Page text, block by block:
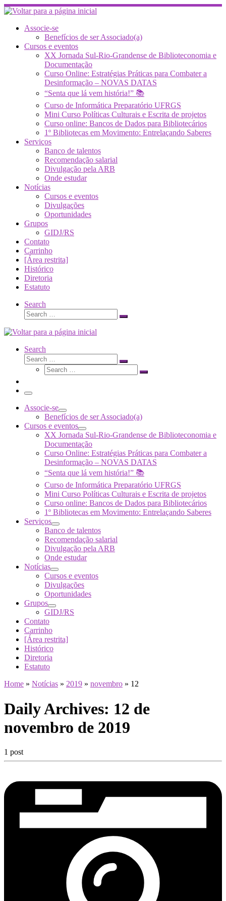
Skip
to
contentAssocie-se
Benefícios de ser Associado(a)
Cursos e eventos
XX Jornada Sul-Rio-Grandense de Biblioteconomia e
Documentação
Curso Online: Estratégias Práticas para Combater a
Desinformação – NOVAS DATAS
“Senta que lá vem história!” 📚
Curso de Informática Preparatório UFRGS
Mini Curso Políticas Culturais e Escrita de projetos
Curso online: Bancos de Dados para Bibliotecários
1º Bibliotecas em Movimento: Entrelaçando Saberes
Serviços
Banco de talentos
Recomendação salarial
Divulgação pela ARB
Onde estudar
Notícias
Cursos e eventos
Divulgações
Oportunidades
Grupos
GIDJ/RS
Contato
Carrinho
[Área restrita]
Histórico
Diretoria
Estatuto
Search
Search
Search
Search
Search
Search
Search
Search
Menu
Associe-se
Benefícios de ser Associado(a)
Cursos e eventos
XX Jornada Sul-Rio-Grandense de Biblioteconomia e
Documentação
Curso Online: Estratégias Práticas para Combater a
Desinformação – NOVAS DATAS
“Senta que lá vem história!” 📚
Curso de Informática Preparatório UFRGS
Mini Curso Políticas Culturais e Escrita de projetos
Curso online: Bancos de Dados para Bibliotecários
1º Bibliotecas em Movimento: Entrelaçando Saberes
Serviços
Banco de talentos
Recomendação salarial
Divulgação pela ARB
Onde estudar
Notícias
Cursos e eventos
Divulgações
Oportunidades
Grupos
GIDJ/RS
Contato
Carrinho
[Área restrita]
Histórico
Diretoria
Estatuto
Home » Notícias » 2019 » novembro » 12
Daily Archives: 12 de
novembro de 2019
1 post